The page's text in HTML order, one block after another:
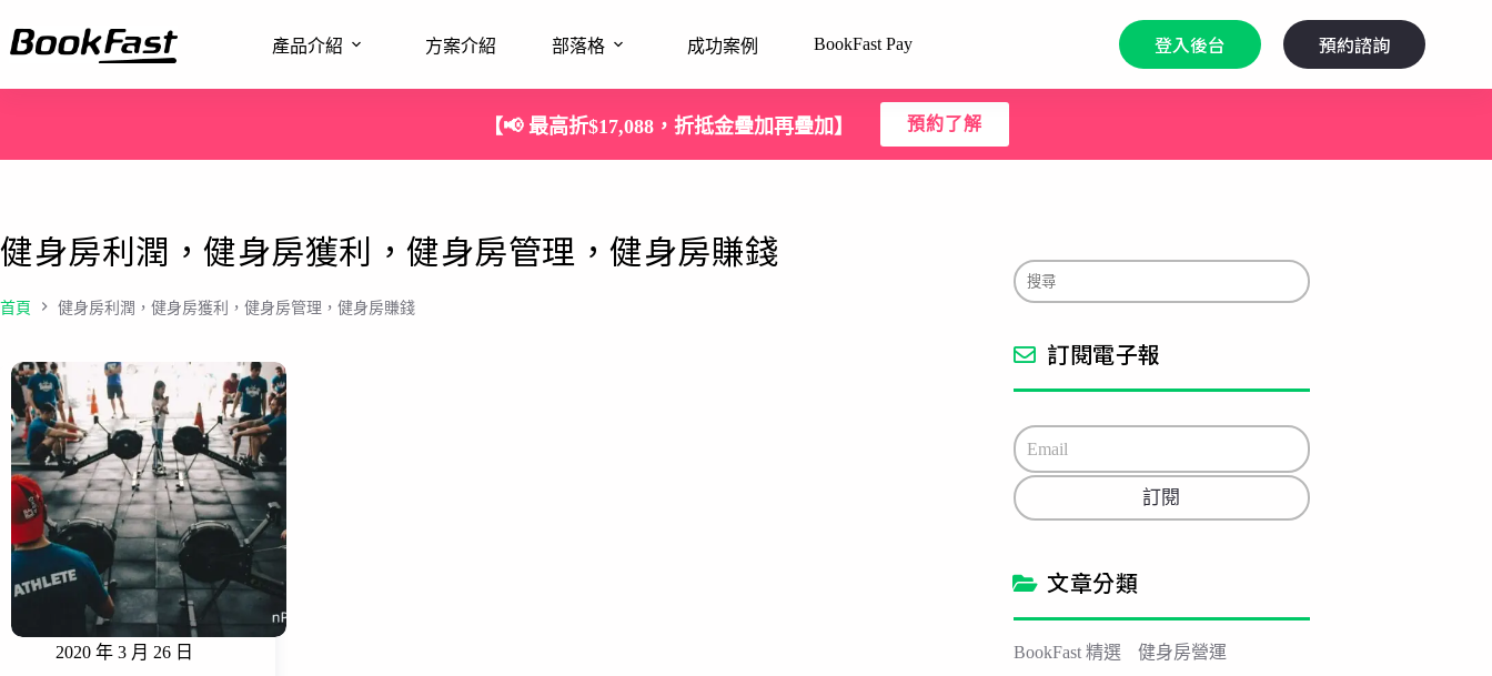
產品介紹 方案介紹 部落格 成功案例 BookFast Pay 登入後台 預約諮詢
【📢 最高折$17,088，折抵金疊加再疊加】 預約了解
健身房利潤，健身房獲利，健身房管理，健身房賺錢
首頁 健身房利潤，健身房獲利，健身房管理，健身房賺錢
2020 年 3 月 26 日
訂閱電子報
E
m
a
i
訂閱
文章分類
BookFast 精選
健身房營運